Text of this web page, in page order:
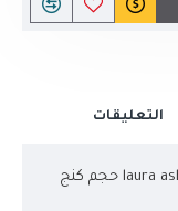
التعليقات
طقم مفارش أغطية قطن مصري من laura ashley حجم كنج